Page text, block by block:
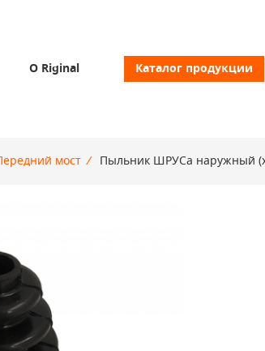
О Riginal Каталог продукции
Передний мост / Пыльник ШРУСа наружный